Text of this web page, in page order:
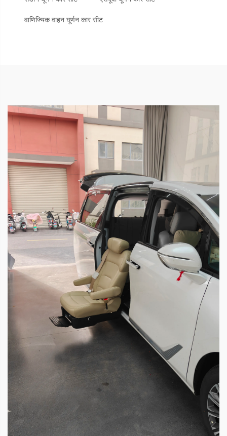
वाणिज्यिक वाहन घूर्णन कार सीट